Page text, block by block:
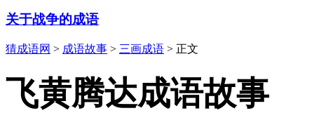
关于战争的成语
猜成语网 > 成语故事 > 三画成语 > 正文
飞黄腾达成语故事